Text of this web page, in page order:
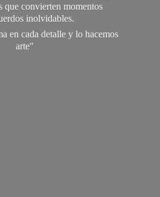
que convierten momentos
inolvidables.
en cada detalle y lo hacemos
arte"